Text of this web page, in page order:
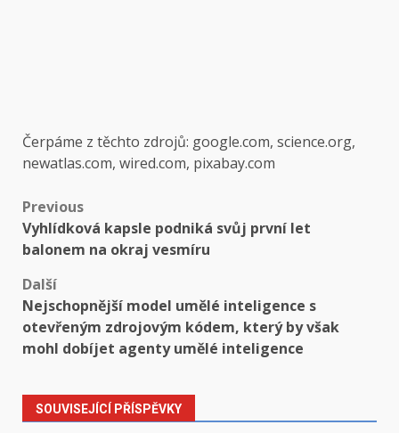
Čerpáme z těchto zdrojů: google.com, science.org,
newatlas.com, wired.com, pixabay.com
Post
navigation
Previous
Vyhlídková kapsle podniká svůj první let
balonem na okraj vesmíru
Další
Nejschopnější model umělé inteligence s
otevřeným zdrojovým kódem, který by však
mohl dobíjet agenty umělé inteligence
SOUVISEJÍCÍ PŘÍSPĚVKY